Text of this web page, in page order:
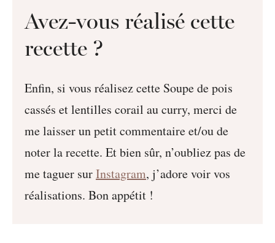
Avez-vous réalisé cette
recette ?
Enfin, si vous réalisez cette Soupe de pois
cassés et lentilles corail au curry, merci de
me laisser un petit commentaire et/ou de
noter la recette. Et bien sûr, n’oubliez pas de
me taguer surInstagram, j’adore voir vos
réalisations. Bon appétit !